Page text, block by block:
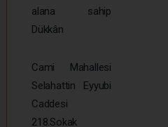
alana sahip
Dükkân
Cami Mahallesi
Selahattin Eyyubi
Caddesi
218.Sokak